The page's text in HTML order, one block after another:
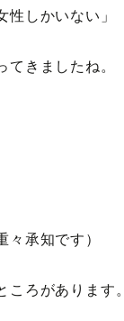
性しかいない」
てきましたね。
々承知です）
ころがあります。